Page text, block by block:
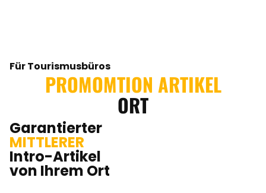
Für Tourismusbüros
PROMOMTION ARTIKEL
ORT
Garantierter
MITTLERER
Intro-Artikel
von Ihrem Ort